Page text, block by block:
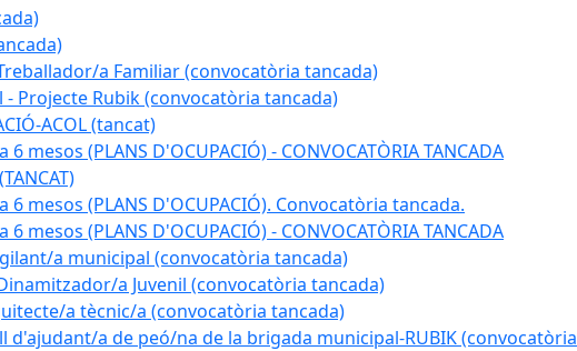
a Familiar (convocatòria tancada)
Projecte Rubik (convocatòria tancada)
ACOL (tancat)
(PLANS D'OCUPACIÓ) - CONVOCATÒRIA TANCADA
mesos (PLANS D'OCUPACIÓ). Convocatòria tancada.
(PLANS D'OCUPACIÓ) - CONVOCATÒRIA TANCADA
a municipal (convocatòria tancada)
a Juvenil (convocatòria tancada)
a tècnic/a (convocatòria tancada)
a de peó/na de la brigada municipal-RUBIK (convocatòria